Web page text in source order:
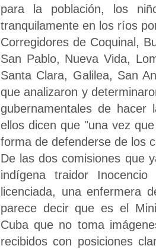
para la población, los
tranquilamente en los ríos
Corregidores de Coquinal,
San Pablo, Nueva Vida,
Santa Clara, Galilea, San
que analizaron y
gubernamentales de
ellos dicen que "una vez
forma de defenderse de los
De las dos comisiones que
indígena traidor
licenciada, una enfermera
parece decir que es el
Cuba que no toma
recibidos con posiciones